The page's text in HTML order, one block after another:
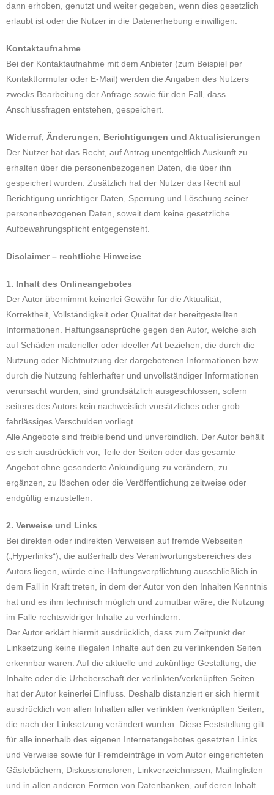
dann erhoben, genutzt und weiter gegeben, wenn dies gesetzlich
erlaubt ist oder die Nutzer in die Datenerhebung einwilligen.
Kontaktaufnahme
Bei der Kontaktaufnahme mit dem Anbieter (zum Beispiel per
Kontaktformular oder E-Mail) werden die Angaben des Nutzers
zwecks Bearbeitung der Anfrage sowie für den Fall, dass
Anschlussfragen entstehen, gespeichert.
Widerruf, Änderungen, Berichtigungen und Aktualisierungen
Der Nutzer hat das Recht, auf Antrag unentgeltlich Auskunft zu
erhalten über die personenbezogenen Daten, die über ihn
gespeichert wurden. Zusätzlich hat der Nutzer das Recht auf
Berichtigung unrichtiger Daten, Sperrung und Löschung seiner
personenbezogenen Daten, soweit dem keine gesetzliche
Aufbewahrungspflicht entgegensteht.
Disclaimer – rechtliche Hinweise
1. Inhalt des Onlineangebotes
Der Autor übernimmt keinerlei Gewähr für die Aktualität,
Korrektheit, Vollständigkeit oder Qualität der bereitgestellten
Informationen. Haftungsansprüche gegen den Autor, welche sich
auf Schäden materieller oder ideeller Art beziehen, die durch die
Nutzung oder Nichtnutzung der dargebotenen Informationen bzw.
durch die Nutzung fehlerhafter und unvollständiger Informationen
verursacht wurden, sind grundsätzlich ausgeschlossen, sofern
seitens des Autors kein nachweislich vorsätzliches oder grob
fahrlässiges Verschulden vorliegt.
Alle Angebote sind freibleibend und unverbindlich. Der Autor behält
es sich ausdrücklich vor, Teile der Seiten oder das gesamte
Angebot ohne gesonderte Ankündigung zu verändern, zu
ergänzen, zu löschen oder die Veröffentlichung zeitweise oder
endgültig einzustellen.
2. Verweise und Links
Bei direkten oder indirekten Verweisen auf fremde Webseiten
(„Hyperlinks“), die außerhalb des Verantwortungsbereiches des
Autors liegen, würde eine Haftungsverpflichtung ausschließlich in
dem Fall in Kraft treten, in dem der Autor von den Inhalten Kenntnis
hat und es ihm technisch möglich und zumutbar wäre, die Nutzung
im Falle rechtswidriger Inhalte zu verhindern.
Der Autor erklärt hiermit ausdrücklich, dass zum Zeitpunkt der
Linksetzung keine illegalen Inhalte auf den zu verlinkenden Seiten
erkennbar waren. Auf die aktuelle und zukünftige Gestaltung, die
Inhalte oder die Urheberschaft der verlinkten/verknüpften Seiten
hat der Autor keinerlei Einfluss. Deshalb distanziert er sich hiermit
ausdrücklich von allen Inhalten aller verlinkten /verknüpften Seiten,
die nach der Linksetzung verändert wurden. Diese Feststellung gilt
für alle innerhalb des eigenen Internetangebotes gesetzten Links
und Verweise sowie für Fremdeinträge in vom Autor eingerichteten
Gästebüchern, Diskussionsforen, Linkverzeichnissen, Mailinglisten
und in allen anderen Formen von Datenbanken, auf deren Inhalt